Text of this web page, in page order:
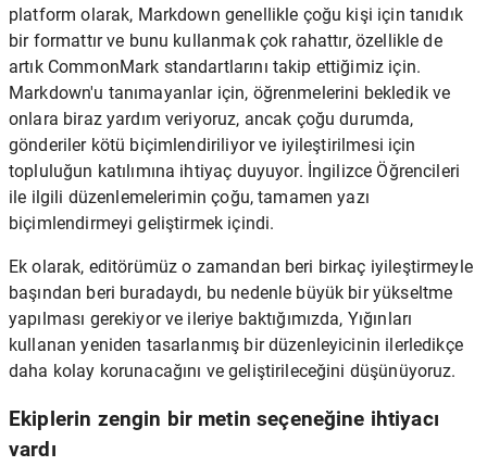
platform olarak, Markdown genellikle çoğu kişi için tanıdık
bir formattır ve bunu kullanmak çok rahattır, özellikle de
artık CommonMark standartlarını takip ettiğimiz için.
Markdown'u tanımayanlar için, öğrenmelerini bekledik ve
onlara biraz yardım veriyoruz, ancak çoğu durumda,
gönderiler kötü biçimlendiriliyor ve iyileştirilmesi için
topluluğun katılımına ihtiyaç duyuyor. İngilizce Öğrencileri
ile ilgili düzenlemelerimin çoğu, tamamen yazı
biçimlendirmeyi geliştirmek içindi.
Ek olarak, editörümüz o zamandan beri birkaç iyileştirmeyle
başından beri buradaydı, bu nedenle büyük bir yükseltme
yapılması gerekiyor ve ileriye baktığımızda, Yığınları
kullanan yeniden tasarlanmış bir düzenleyicinin ilerledikçe
daha kolay korunacağını ve geliştirileceğini düşünüyoruz.
Ekiplerin zengin bir metin seçeneğine ihtiyacı
vardı